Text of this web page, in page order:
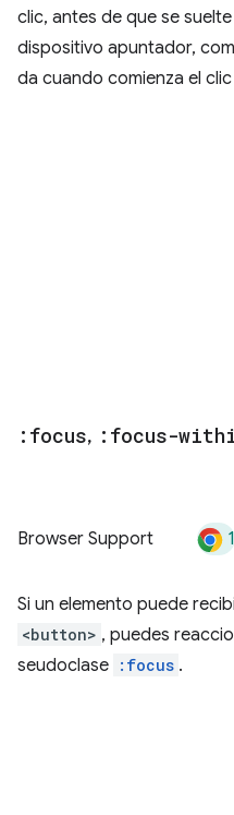
clic, antes de que se suelte
dispositivo apuntador,
da cuando comienza el
:focus, :focus-
Browser Support 1
Si un elemento puede
<button> , puedes
seudoclase :focus .